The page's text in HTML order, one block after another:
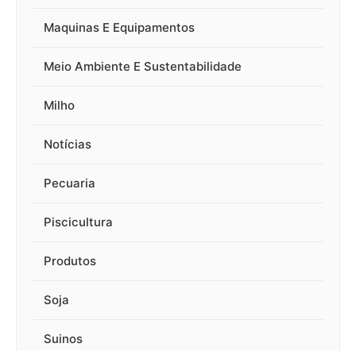
Maquinas E Equipamentos
Meio Ambiente E Sustentabilidade
Milho
Notícias
Pecuaria
Piscicultura
Produtos
Soja
Suinos